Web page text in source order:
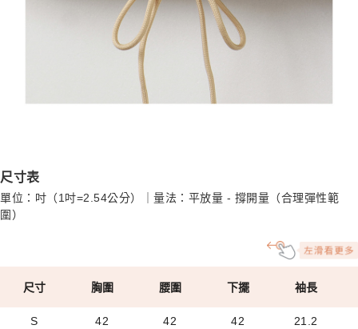
尺寸表
單位：吋（1吋=2.54公分）｜量法：平放量 - 撐開量（合理彈性範
圍）
尺寸 胸圍 腰圍 下擺 袖長
S 42 42 42 21.2